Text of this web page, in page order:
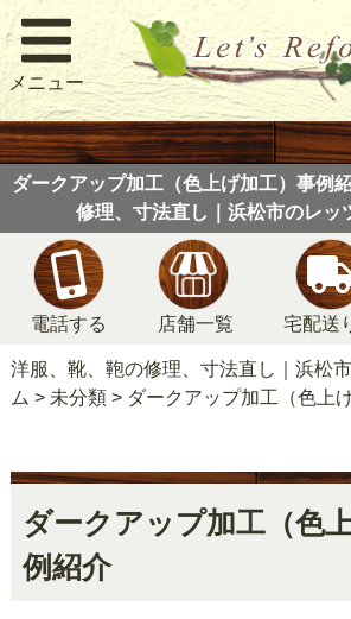
メニュー
ダークアップ加工（色上げ加工）事例
修理、寸法直し｜浜松市のレッ
電話する 店舗一覧 宅配送
洋服、靴、鞄の修理、寸法直し｜浜松
ム > 未分類> ダークアップ加工（色上
ダークアップ加工（色
例紹介